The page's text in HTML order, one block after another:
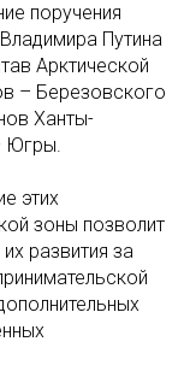
поручения
Путина
Арктической
– Березовского
Ханты-
Югры.
этих
зоны позволит
развития за